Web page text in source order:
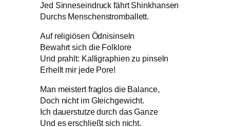
Jed Sinneseindruck fährt Shinkhansen
Durchs Menschenstromballett.
Auf religiösen Ödnisinseln
Bewahrt sich die Folklore
Und prahlt: Kalligraphien zu pinseln
Erhellt mir jede Pore!
Man meistert fraglos die Balance,
Doch nicht im Gleichgewicht.
Ich dauerstutze durch das Ganze
Und es erschließt sich nicht.